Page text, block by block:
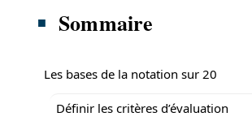
Sommaire
Les bases de la notation sur 20
Définir les critères d’évaluation